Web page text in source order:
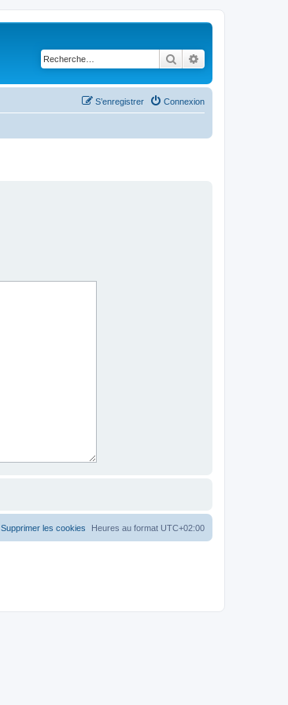
Rechercher
Connexion
S’enregistrer
Heures au format UTC+02:00
Supprimer les cookies